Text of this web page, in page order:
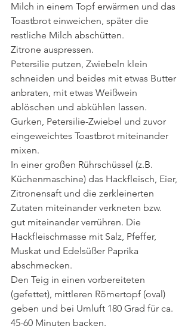
Milch in einem Topf erwärmen und das
Toastbrot einweichen, später die
restliche Milch abschütten.
Zitrone auspressen.
Petersilie putzen, Zwiebeln klein
schneiden und beides mit etwas Butter
anbraten, mit etwas Weißwein
ablöschen und abkühlen lassen.
Gurken, Petersilie-Zwiebel und zuvor
eingeweichtes Toastbrot miteinander
mixen.
In einer großen Rührschüssel (z.B.
Küchenmaschine) das Hackfleisch, Eier,
Zitronensaft und die zerkleinerten
Zutaten miteinander verkneten bzw.
gut miteinander verrühren. Die
Hackfleischmasse mit Salz, Pfeffer,
Muskat und Edelsüßer Paprika
abschmecken.
Den Teig in einen vorbereiteten
(gefettet), mittleren Römertopf (oval)
geben und bei Umluft 180 Grad für ca.
45-60 Minuten backen.